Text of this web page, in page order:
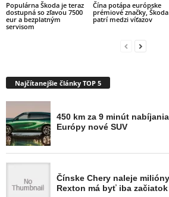
Populárna Škoda je teraz
dostupná so zľavou 7500
eur a bezplatným
servisom
Čína potápa európske
prémiové značky, Škoda
patrí medzi víťazov
Najčítanejšie články TOP 5